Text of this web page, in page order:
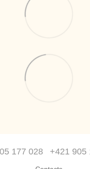
177 028 +421 905